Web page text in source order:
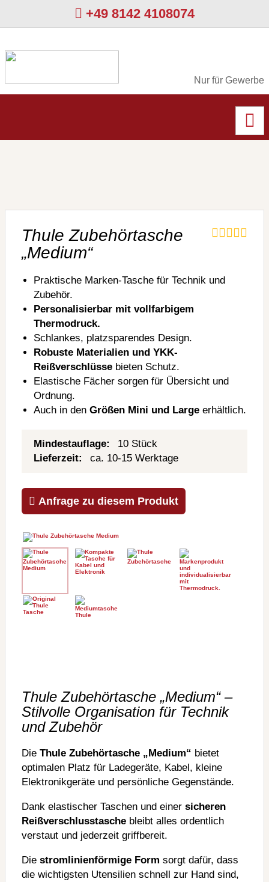
+49 8142 4108074
Nur für Gewerbe
Thule Zubehörtasche
„Medium“
Praktische Marken-Tasche für Technik und
Zubehör.
Personalisierbar mit vollfarbigem
Thermodruck.
Schlankes, platzsparendes Design.
Robuste Materialien und YKK-
Reißverschlüsse bieten Schutz.
Elastische Fächer sorgen für Übersicht und
Ordnung.
Auch in den Größen Mini und Large erhältlich.
Mindestauflage:
10 Stück
Lieferzeit:
ca. 10-15 Werktage
Anfrage zu diesem Produkt
Thule Zubehörtasche „Medium“ –
Stilvolle Organisation für Technik
und Zubehör
Die Thule Zubehörtasche „Medium“ bietet
optimalen Platz für Ladegeräte, Kabel, kleine
Elektronikgeräte und persönliche Gegenstände.
Dank elastischer Taschen und einer sicheren
Reißverschlusstasche bleibt alles ordentlich
verstaut und jederzeit griffbereit.
Die stromlinienförmige Form sorgt dafür, dass
die wichtigsten Utensilien schnell zur Hand sind,